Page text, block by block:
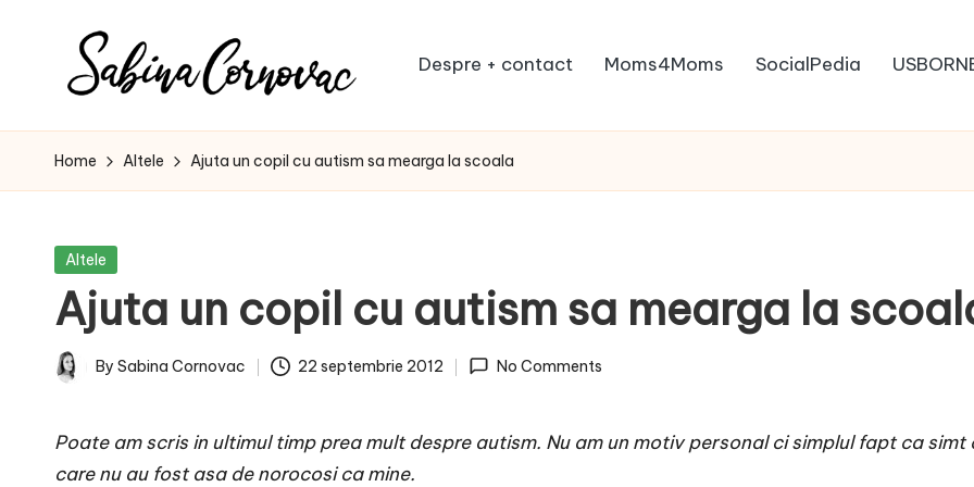
S
a
i
n
a
o
creator
de
de
16
ani
Despre + contact Moms4Moms SocialPedia
Home Altele Ajuta un copil cu autism sa mearga la scoala
Posted
Altele
Ajuta un copil cu autism sa mearga la
Posted
By Sabina Cornovac 22 septembrie 2012 No Comments
Poate am scris in ultimul timp prea mult despre autism. Nu am un motiv personal ci simplul fapt ca
care nu au fost asa de norocosi ca mine.